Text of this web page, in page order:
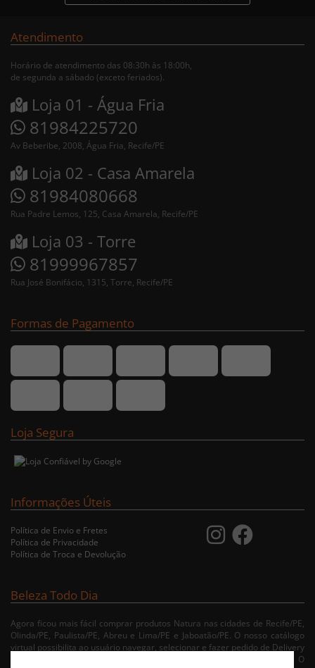
Atendimento
Horário de atendimento das 08:30h às 18:00h,
de segunda a sábado (exceto feriados).
Loja 01 - Água Fria
81984225720
Av Beberibe, 2008, Água Fria, Recife/PE
Loja 02 - Casa Amarela
81984080668
Rua Padre Lemos, 125, Casa Amarela, Recife/PE
Loja 03 - Torre
81999967857
Rua José Bonifácio, 1315, Torre, Recife/PE
Formas de Pagamento
Loja Segura
Informações Úteis
Política de Envio e Fretes
Política de Privacidade
Política de Troca e Devolução
Beleza Todo Dia
Agora ficou mais fácil comprar produtos Natura nas cidades de Recife/PE,
Olinda/PE, Paulista/PE, Abreu e Lima/PE e Jaboatão/PE. O nosso catálogo
virtual possibilita ao usuário navegar, selecionar e fazer pedido de Delivery
no conforto da sua residência. Consulte nossa condições de entrega. O